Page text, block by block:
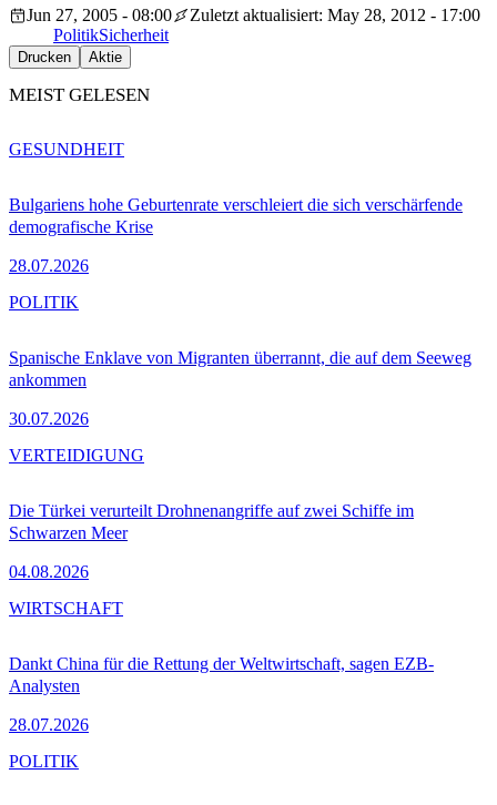
Jun 27, 2005 - 08:00
Zuletzt aktualisiert: May 28, 2012 - 17:00
PolitikSicherheit
Drucken Aktie
MEIST GELESEN
Bulgariens hohe Geburtenrate verschleiert die sich verschärfende
demografische Krise
28.07.2026
GESUNDHEIT
Spanische Enklave von Migranten überrannt, die auf dem Seeweg
ankommen
30.07.2026
POLITIK
Die Türkei verurteilt Drohnenangriffe auf zwei Schiffe im
Schwarzen Meer
04.08.2026
VERTEIDIGUNG
Dankt China für die Rettung der Weltwirtschaft, sagen EZB-
Analysten
28.07.2026
WIRTSCHAFT
POLITIK